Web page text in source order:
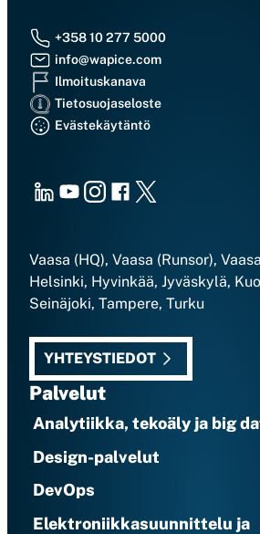
+358 10 277 5000
info@wapice.com
Ilmoituskanava
Tietosuojaseloste
Evästekäytäntö
LinkedInYoutubeInstagram
Facebook
X
Vaasa (HQ), Vaasa (Runsor),
Helsinki, Hyvinkää, Jyväskylä,
Seinäjoki, Tampere, Turku
YHTEYSTIEDOT
Palvelut
Analytiikka, tekoäly ja big
Design-palvelut
DevOps
Elektroniikkasuunnittelu ja